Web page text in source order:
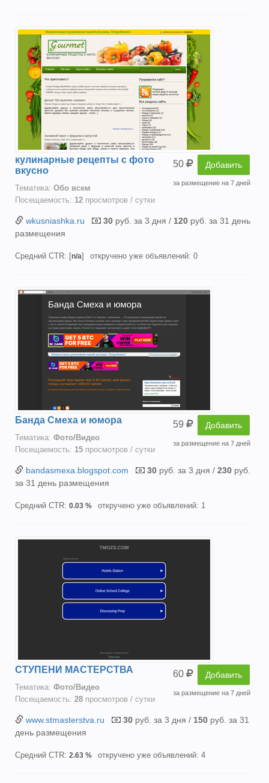
50 Добавить
за размещение на 7 дней
кулинарные рецепты с фото
вкусно
Тематика: Oбо всем
Посещаемость: 12 просмотров / сутки
wkusniashka.ru 30 руб. за 3 дня / 120 руб. за 31 день
размещения
Средний CTR: [n/a] откручено уже объявлений: 0
59 Добавить
за размещение на 7 дней
Банда Смеха и юмора
Тематика: Фото/Видео
Посещаемость: 15 просмотров / сутки
bandasmexa.blogspot.com 30 руб. за 3 дня / 230 руб.
за 31 день размещения
Средний CTR: 0.03 % откручено уже объявлений: 1
60 Добавить
за размещение на 7 дней
СТУПЕНИ МАСТЕРСТВА
Тематика: Фото/Видео
Посещаемость: 28 просмотров / сутки
www.stmasterstva.ru 30 руб. за 3 дня / 150 руб. за 31
день размещения
Средний CTR: 2.63 % откручено уже объявлений: 4